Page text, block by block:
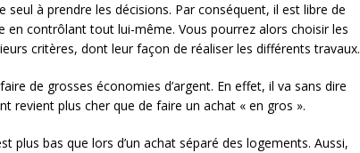
seul à prendre les décisions. Par conséquent, il est libre de
en contrôlant tout lui-même. Vous pourrez alors choisir les
critères, dont leur façon de réaliser les différents travaux.
de grosses économies d’argent. En effet, il va sans dire
revient plus cher que de faire un achat « en gros ».
plus bas que lors d’un achat séparé des logements. Aussi,